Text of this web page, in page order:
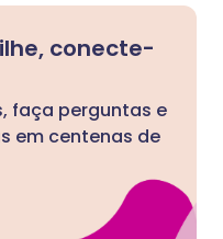
conecte-
faça perguntas e
em centenas de